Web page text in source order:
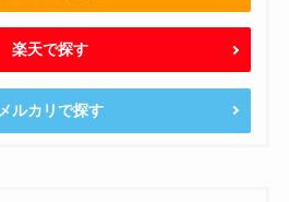
楽天で探す
メルカリで探す